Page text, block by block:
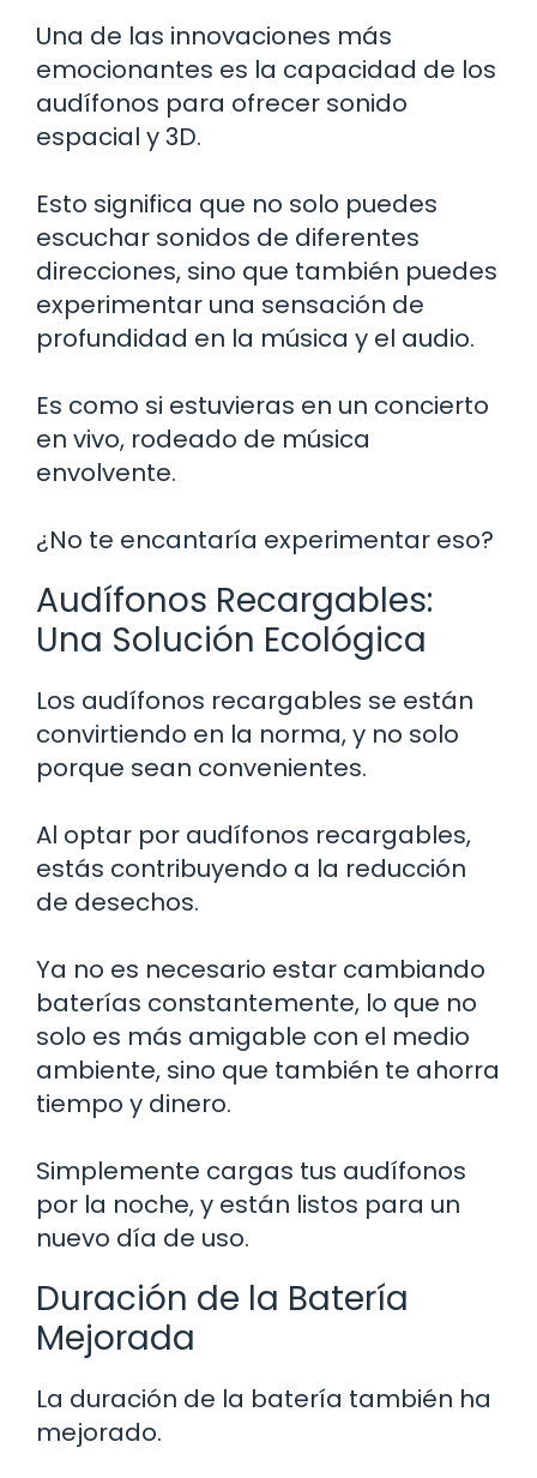
Una de las innovaciones más
emocionantes es la capacidad de los
audífonos para ofrecer sonido
espacial y 3D.
Esto significa que no solo puedes
escuchar sonidos de diferentes
direcciones, sino que también puedes
experimentar una sensación de
profundidad en la música y el audio.
Es como si estuvieras en un concierto
en vivo, rodeado de música
envolvente.
¿No te encantaría experimentar eso?
Audífonos Recargables:
Una Solución Ecológica
Los audífonos recargables se están
convirtiendo en la norma, y no solo
porque sean convenientes.
Al optar por audífonos recargables,
estás contribuyendo a la reducción
de desechos.
Ya no es necesario estar cambiando
baterías constantemente, lo que no
solo es más amigable con el medio
ambiente, sino que también te ahorra
tiempo y dinero.
Simplemente cargas tus audífonos
por la noche, y están listos para un
nuevo día de uso.
Duración de la Batería
Mejorada
La duración de la batería también ha
mejorado.